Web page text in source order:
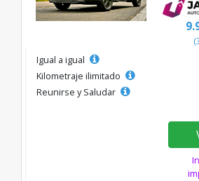
Igual a igual
Kilometraje ilimitado
Reunirse y Saludar